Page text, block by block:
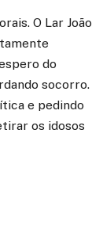
O Lar João
do
socorro.
e pedindo
os idosos